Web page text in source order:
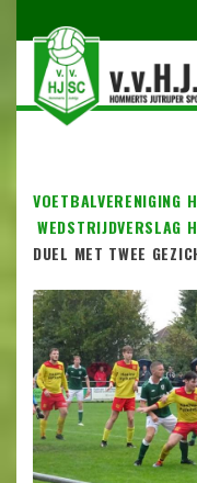
VOETBALVERENIGING
WEDSTRIJDVERSLAG
DUEL MET TWEE